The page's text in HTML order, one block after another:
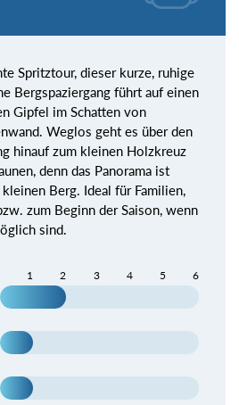
Spritztour, dieser kurze, ruhige
Bergspaziergang führt auf einen
Gipfel im Schatten von
Weglos geht es über den
hinauf zum kleinen Holzkreuz
denn das Panorama ist
Berg. Ideal für Familien,
zum Beginn der Saison, wenn
sind.
1 2 3 4 5 6